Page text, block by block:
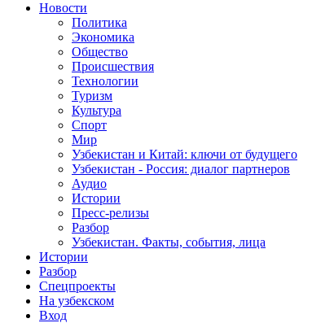
Новости
Политика
Экономика
Общество
Происшествия
Технологии
Туризм
Культура
Спорт
Мир
Узбекистан и Китай: ключи от будущего
Узбекистан - Россия: диалог партнеров
Аудио
Истории
Пресс-релизы
Разбор
Узбекистан. Факты, события, лица
Истории
Разбор
Спецпроекты
На узбекском
Вход